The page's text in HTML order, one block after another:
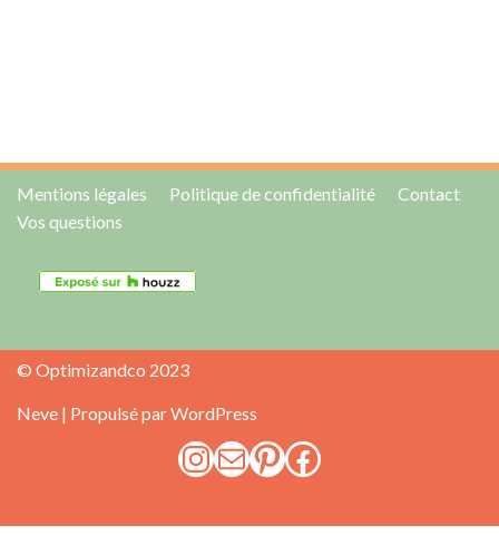
Mentions légales Politique de confidentialité
Contact
Vos questions
© Optimizandco 2023
Neve | Propulsé parWordPress